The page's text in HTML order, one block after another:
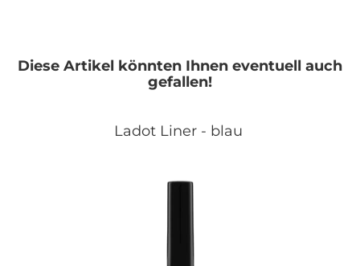
Diese Artikel könnten Ihnen eventuell auch
gefallen!
Ladot Liner - blau